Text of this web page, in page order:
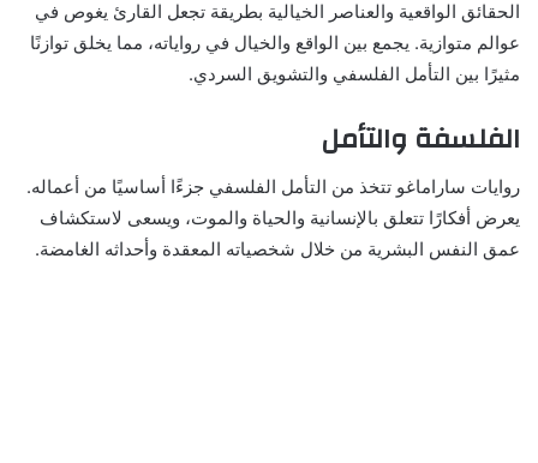
الحقائق الواقعية والعناصر الخيالية بطريقة تجعل القارئ يغوص في
عوالم متوازية. يجمع بين الواقع والخيال في رواياته، مما يخلق توازنًا
مثيرًا بين التأمل الفلسفي والتشويق السردي.
الفلسفة والتأمل
روايات ساراماغو تتخذ من التأمل الفلسفي جزءًا أساسيًا من أعماله.
يعرض أفكارًا تتعلق بالإنسانية والحياة والموت، ويسعى لاستكشاف
عمق النفس البشرية من خلال شخصياته المعقدة وأحداثه الغامضة.